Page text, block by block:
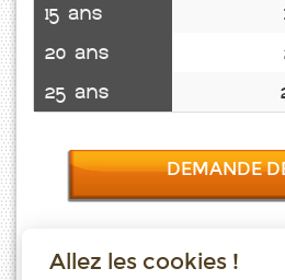
15 ans
20 ans
25 ans
DEMANDE
Taux emprunt actualisés (Clerlande)
Allez les cookies !